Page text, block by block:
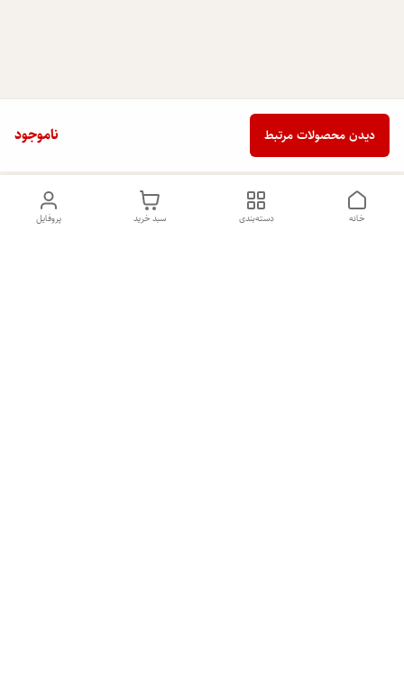
ناموجود دیدن محصولات مرتبط
پروفایل سبد خرید دسته‌بندی خانه